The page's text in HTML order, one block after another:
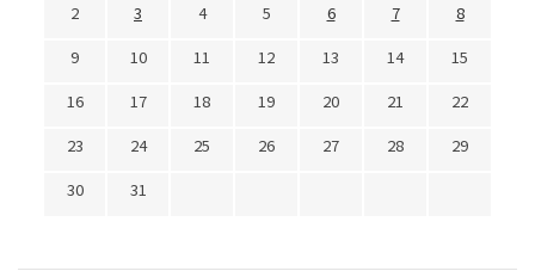
2
3 4 5 6 7
8
9
10 11 12 13 14
15
16
17 18 19 20 21
22
23
24 25 26 27 28
29
30
31